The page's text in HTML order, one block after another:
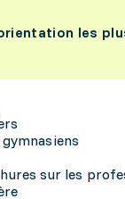
les
sur les